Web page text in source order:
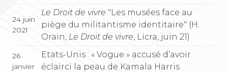
24 juin
2021
Le Droit de vivre "Les musées face au
piège du militantisme identitaire" (H.
Orain, Le Droit de vivre , Licra, juin 21)
26
janvier
Etats-Unis : « Vogue » accusé d’avoir
éclairci la peau de Kamala Harris